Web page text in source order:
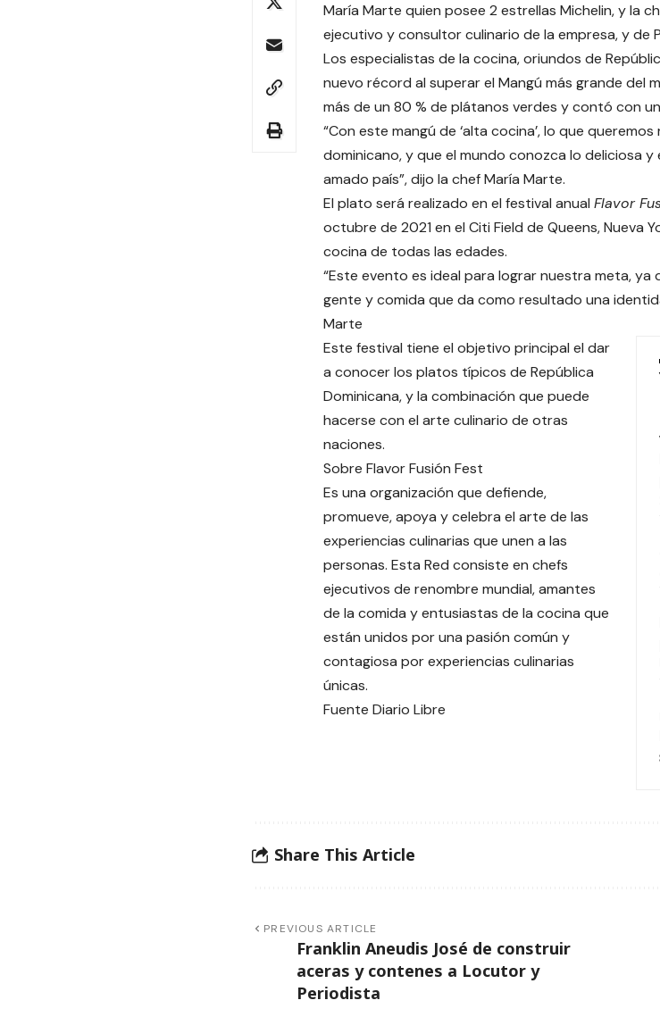
María Marte quien posee 2 estrellas Michelin, y la
ejecutivo y consultor culinario de la empresa, y de
Los especialistas de la cocina, oriundos de
nuevo récord al superar el Mangú más grande del
más de un 80 % de plátanos verdes y contó con
“Con este mangú de ‘alta cocina’, lo que
dominicano, y que el mundo conozca lo deliciosa
amado país”, dijo la chef María Marte.
El plato será realizado en el festival anual Flavor
octubre de 2021 en el Citi Field de Queens, Nueva
cocina de todas las edades.
“Este evento es ideal para lograr nuestra meta,
gente y comida que da como resultado una
Marte
Este festival tiene el objetivo principal el dar
a conocer los platos típicos de República
Dominicana, y la combinación que puede
hacerse con el arte culinario de otras
naciones.
Sobre Flavor Fusión Fest
Es una organización que defiende,
promueve, apoya y celebra el arte de las
experiencias culinarias que unen a las
personas. Esta Red consiste en chefs
ejecutivos de renombre mundial, amantes
de la comida y entusiastas de la cocina que
están unidos por una pasión común y
contagiosa por experiencias culinarias
únicas.
Fuente Diario Libre
Share This Article
PREVIOUS ARTICLE
Franklin Aneudis José de construir
aceras y contenes a Locutor y
Periodista